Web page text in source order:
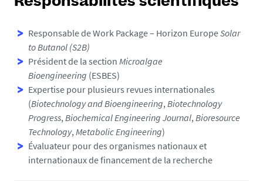
Responsable de Work Package – Horizon EuropeSolar
to Butanol (S2B)
Président de la section Microalgae
Bioengineering (ESBES)
Expertise pour plusieurs revues internationales
(Biotechnology and Bioengineering,Biotechnology
Progress,Biochemical Engineering Journal,Bioresource
Technology,Metabolic Engineering)
Évaluateur pour des organismes nationaux et
internationaux de financement de la recherche